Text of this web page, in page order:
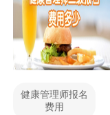
健康管理师报名
费用